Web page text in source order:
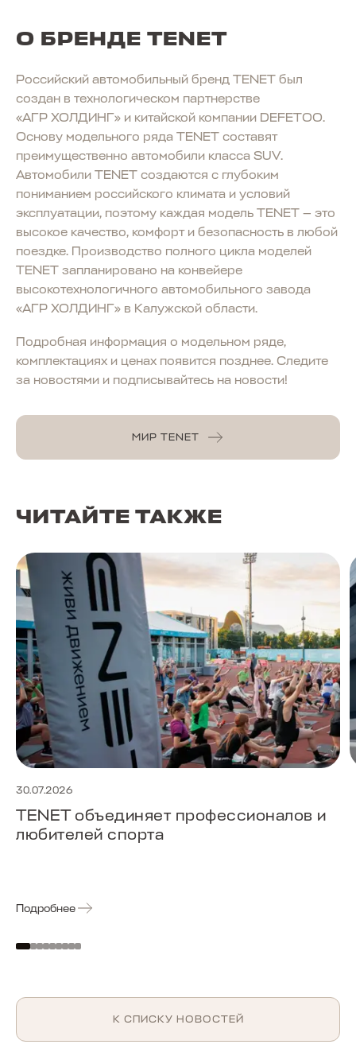
О БРЕНДЕ TENET
Российский автомобильный бренд TENET был
создан в технологическом партнерстве
«АГР ХОЛДИНГ» и китайской компании DEFETOO.
Основу модельного ряда TENET составят
преимущественно автомобили класса SUV.
Автомобили TENET создаются с глубоким
пониманием российского климата и условий
эксплуатации, поэтому каждая модель TENET — это
высокое качество, комфорт и безопасность в любой
поездке. Производство полного цикла моделей
TENET запланировано на конвейере
высокотехнологичного автомобильного завода
«АГР ХОЛДИНГ» в Калужской области.
Подробная информация о модельном ряде,
комплектациях и ценах появится позднее. Следите
за новостями и подписывайтесь на новости!
МИР TENET
ЧИТАЙТЕ ТАКЖЕ
30.07.2026
TENET объединяет профессионалов и
любителей спорта
Подробнее
К СПИСКУ НОВОСТЕЙ